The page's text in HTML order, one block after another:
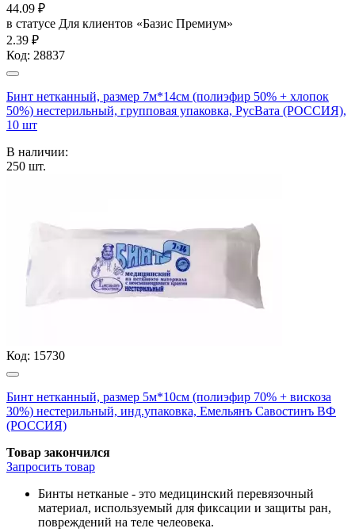
44.09 ₽
в статусе Для клиентов «Базис Премиум»
2.39 ₽
Код: 28837
Бинт нетканный, размер 7м*14см (полиэфир 50% + хлопок
50%) нестерильный, групповая упаковка, РусВата (РОССИЯ),
10 шт
В наличии:
250 шт.
Код: 15730
Бинт нетканный, размер 5м*10см (полиэфир 70% + вискоза
30%) нестерильный, инд.упаковка, Емельянъ Савостинъ ВФ
(РОССИЯ)
Товар закончился
Запросить товар
Бинты нетканые - это медицинский перевязочный
материал, используемый для фиксации и защиты ран,
повреждений на теле челеовека.